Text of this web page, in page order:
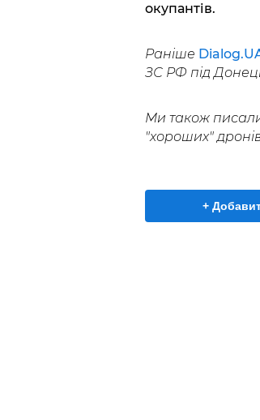
окупантів.
Раніше
ЗС РФ під
Ми також
"хороших"
+